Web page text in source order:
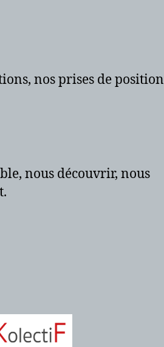
nos prises de
nous découvrir, nous